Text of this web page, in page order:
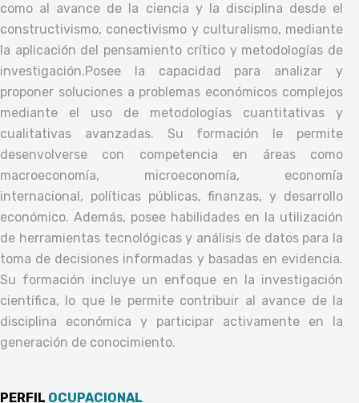
como al avance de la ciencia y la disciplina desde el
constructivismo, conectivismo y culturalismo, mediante
la aplicación del pensamiento crítico y metodologías de
investigación.Posee la capacidad para analizar y
proponer soluciones a problemas económicos complejos
mediante el uso de metodologías cuantitativas y
cualitativas avanzadas. Su formación le permite
desenvolverse con competencia en áreas como
macroeconomía, microeconomía, economía
internacional, políticas públicas, finanzas, y desarrollo
económico. Además, posee habilidades en la utilización
de herramientas tecnológicas y análisis de datos para la
toma de decisiones informadas y basadas en evidencia.
Su formación incluye un enfoque en la investigación
científica, lo que le permite contribuir al avance de la
disciplina económica y participar activamente en la
generación de conocimiento.
PERFIL OCUPACIONAL